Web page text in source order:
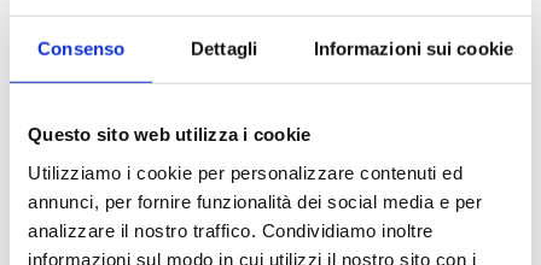
Consenso Dettagli Informazioni sui cookie
Questo sito web utilizza i cookie
Utilizziamo i cookie per personalizzare contenuti ed
annunci, per fornire funzionalità dei social media e per
analizzare il nostro traffico. Condividiamo inoltre
informazioni sul modo in cui utilizzi il nostro sito con i
11D015000120 Ø 51
Documentación